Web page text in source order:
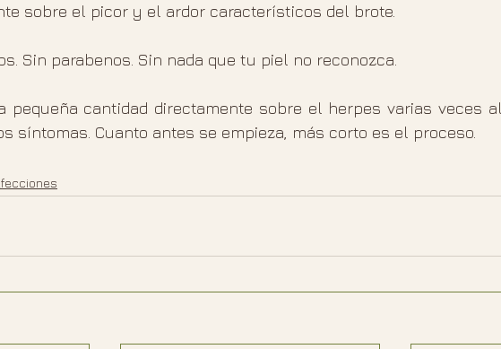
sobre el picor y el ardor característicos del brote.
Sin parabenos. Sin nada que tu piel no reconozca.
pequeña cantidad directamente sobre el herpes varias veces
síntomas. Cuanto antes se empieza, más corto es el proceso.